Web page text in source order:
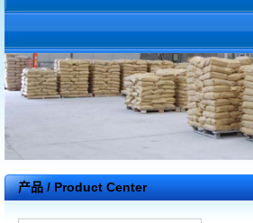
产品 / Product Center